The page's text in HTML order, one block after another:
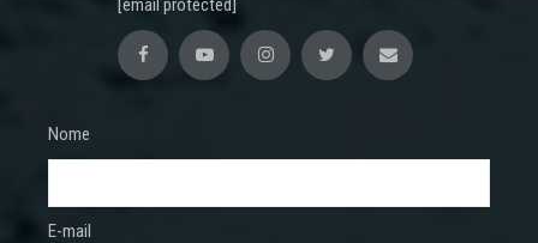
[email protected]
Nome
E-mail